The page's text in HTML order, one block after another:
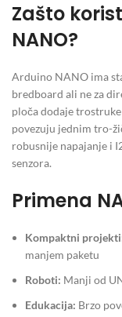
Zašto
NANO?
Arduino NANO ima
bredboard ali ne za
ploča dodaje
povezuju jednim tro-
robusnije napajanje i
senzora.
Primena
Kompaktni
manjem paketu
Roboti: Manji od
Edukacija: Brzo